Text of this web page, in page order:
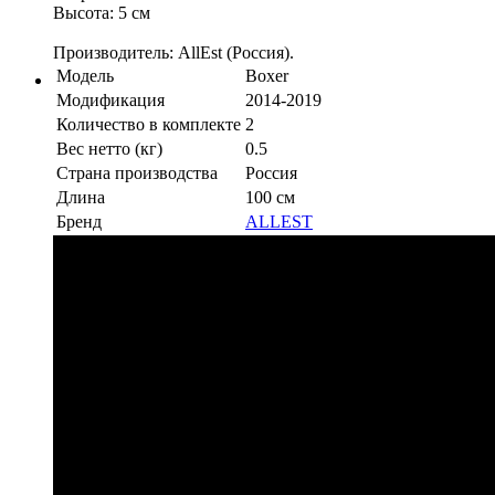
Высота: 5 см
Производитель: AllEst (Россия).
Модель
Boxer
Модификация
2014-2019
Количество в комплекте 2
Вес нетто (кг)
0.5
Страна производства
Россия
Длина
100 см
Бренд
ALLEST